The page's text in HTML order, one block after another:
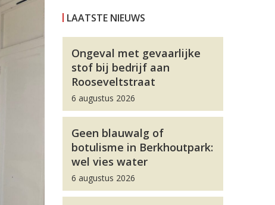
LAATSTE NIEUWS
Ongeval met gevaarlijke
stof bij bedrijf aan
Rooseveltstraat
6 augustus 2026
Geen blauwalg of
botulisme in Berkhoutpark:
wel vies water
6 augustus 2026